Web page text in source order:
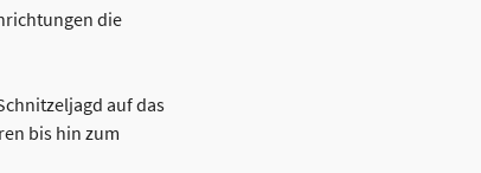
die
auf das
bis hin zum